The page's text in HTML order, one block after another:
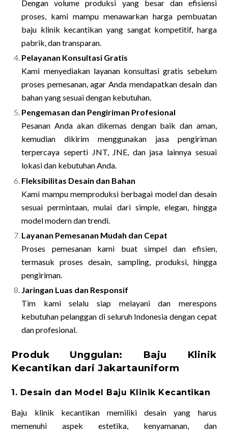
Dengan volume produksi yang besar dan efisiensi
proses, kami mampu menawarkan harga pembuatan
baju klinik kecantikan yang sangat kompetitif, harga
pabrik, dan transparan.
Pelayanan Konsultasi Gratis
Kami menyediakan layanan konsultasi gratis sebelum
proses pemesanan, agar Anda mendapatkan desain dan
bahan yang sesuai dengan kebutuhan.
Pengemasan dan Pengiriman Profesional
Pesanan Anda akan dikemas dengan baik dan aman,
kemudian dikirim menggunakan jasa pengiriman
terpercaya seperti JNT, JNE, dan jasa lainnya sesuai
lokasi dan kebutuhan Anda.
Fleksibilitas Desain dan Bahan
Kami mampu memproduksi berbagai model dan desain
sesuai permintaan, mulai dari simple, elegan, hingga
model modern dan trendi.
Layanan Pemesanan Mudah dan Cepat
Proses pemesanan kami buat simpel dan efisien,
termasuk proses desain, sampling, produksi, hingga
pengiriman.
Jaringan Luas dan Responsif
Tim kami selalu siap melayani dan merespons
kebutuhan pelanggan di seluruh Indonesia dengan cepat
dan profesional.
Produk Unggulan: Baju Klinik
Kecantikan dari Jakartauniform
1. Desain dan Model Baju Klinik Kecantikan
Baju klinik kecantikan memiliki desain yang harus
memenuhi aspek estetika, kenyamanan, dan